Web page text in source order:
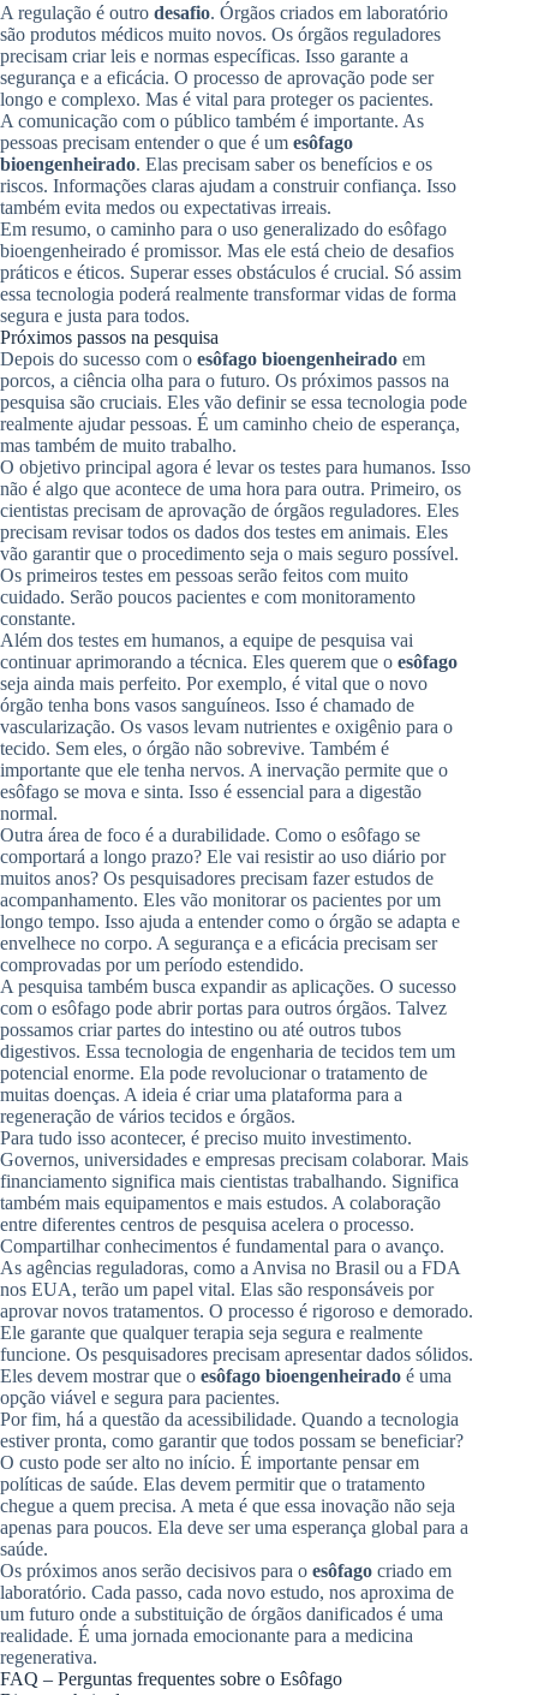
A regulação é outro desafio. Órgãos criados em laboratório
são produtos médicos muito novos. Os órgãos reguladores
precisam criar leis e normas específicas. Isso garante a
segurança e a eficácia. O processo de aprovação pode ser
longo e complexo. Mas é vital para proteger os pacientes.
A comunicação com o público também é importante. As
pessoas precisam entender o que é um esôfago
bioengenheirado. Elas precisam saber os benefícios e os
riscos. Informações claras ajudam a construir confiança. Isso
também evita medos ou expectativas irreais.
Em resumo, o caminho para o uso generalizado do esôfago
bioengenheirado é promissor. Mas ele está cheio de desafios
práticos e éticos. Superar esses obstáculos é crucial. Só assim
essa tecnologia poderá realmente transformar vidas de forma
segura e justa para todos.
Próximos passos na pesquisa
Depois do sucesso com o esôfago bioengenheirado em
porcos, a ciência olha para o futuro. Os próximos passos na
pesquisa são cruciais. Eles vão definir se essa tecnologia pode
realmente ajudar pessoas. É um caminho cheio de esperança,
mas também de muito trabalho.
O objetivo principal agora é levar os testes para humanos. Isso
não é algo que acontece de uma hora para outra. Primeiro, os
cientistas precisam de aprovação de órgãos reguladores. Eles
precisam revisar todos os dados dos testes em animais. Eles
vão garantir que o procedimento seja o mais seguro possível.
Os primeiros testes em pessoas serão feitos com muito
cuidado. Serão poucos pacientes e com monitoramento
constante.
Além dos testes em humanos, a equipe de pesquisa vai
continuar aprimorando a técnica. Eles querem que o esôfago
seja ainda mais perfeito. Por exemplo, é vital que o novo
órgão tenha bons vasos sanguíneos. Isso é chamado de
vascularização. Os vasos levam nutrientes e oxigênio para o
tecido. Sem eles, o órgão não sobrevive. Também é
importante que ele tenha nervos. A inervação permite que o
esôfago se mova e sinta. Isso é essencial para a digestão
normal.
Outra área de foco é a durabilidade. Como o esôfago se
comportará a longo prazo? Ele vai resistir ao uso diário por
muitos anos? Os pesquisadores precisam fazer estudos de
acompanhamento. Eles vão monitorar os pacientes por um
longo tempo. Isso ajuda a entender como o órgão se adapta e
envelhece no corpo. A segurança e a eficácia precisam ser
comprovadas por um período estendido.
A pesquisa também busca expandir as aplicações. O sucesso
com o esôfago pode abrir portas para outros órgãos. Talvez
possamos criar partes do intestino ou até outros tubos
digestivos. Essa tecnologia de engenharia de tecidos tem um
potencial enorme. Ela pode revolucionar o tratamento de
muitas doenças. A ideia é criar uma plataforma para a
regeneração de vários tecidos e órgãos.
Para tudo isso acontecer, é preciso muito investimento.
Governos, universidades e empresas precisam colaborar. Mais
financiamento significa mais cientistas trabalhando. Significa
também mais equipamentos e mais estudos. A colaboração
entre diferentes centros de pesquisa acelera o processo.
Compartilhar conhecimentos é fundamental para o avanço.
As agências reguladoras, como a Anvisa no Brasil ou a FDA
nos EUA, terão um papel vital. Elas são responsáveis por
aprovar novos tratamentos. O processo é rigoroso e demorado.
Ele garante que qualquer terapia seja segura e realmente
funcione. Os pesquisadores precisam apresentar dados sólidos.
Eles devem mostrar que o esôfago bioengenheirado é uma
opção viável e segura para pacientes.
Por fim, há a questão da acessibilidade. Quando a tecnologia
estiver pronta, como garantir que todos possam se beneficiar?
O custo pode ser alto no início. É importante pensar em
políticas de saúde. Elas devem permitir que o tratamento
chegue a quem precisa. A meta é que essa inovação não seja
apenas para poucos. Ela deve ser uma esperança global para a
saúde.
Os próximos anos serão decisivos para o esôfago criado em
laboratório. Cada passo, cada novo estudo, nos aproxima de
um futuro onde a substituição de órgãos danificados é uma
realidade. É uma jornada emocionante para a medicina
regenerativa.
FAQ – Perguntas frequentes sobre o Esôfago